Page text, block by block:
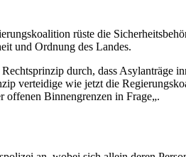
rüste die
und Ordnung des Landes.
durch, dass Asylanträge
verteidige wie jetzt die
offenen Binnengrenzen in Frage„.